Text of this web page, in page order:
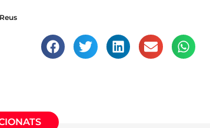
Reus